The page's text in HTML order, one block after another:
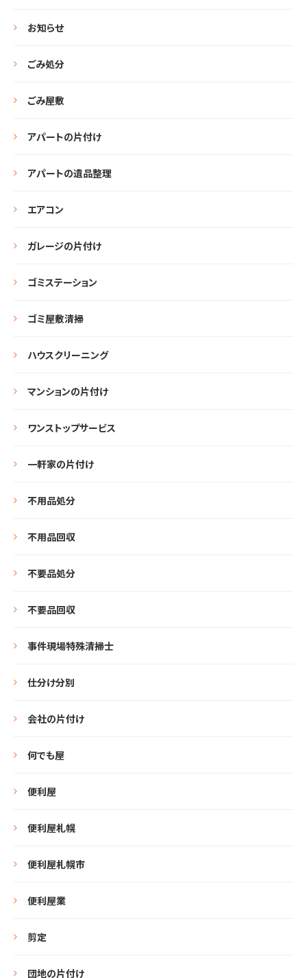
お知らせ
ごみ処分
ごみ屋敷
アパートの片付け
アパートの遺品整理
エアコン
ガレージの片付け
ゴミステーション
ゴミ屋敷清掃
ハウスクリーニング
マンションの片付け
ワンストップサービス
一軒家の片付け
不用品処分
不用品回収
不要品処分
不要品回収
事件現場特殊清掃士
仕分け分別
会社の片付け
何でも屋
便利屋
便利屋札幌
便利屋札幌市
便利屋業
剪定
団地の片付け